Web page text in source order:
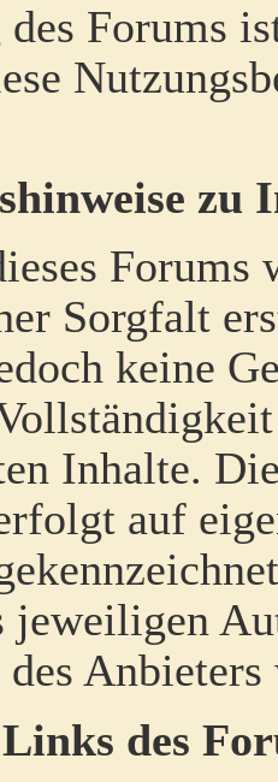
Forums
zu
Forums
Sorgfalt
keine
Inhalte.
auf
jeweiligen
Anbieters
des